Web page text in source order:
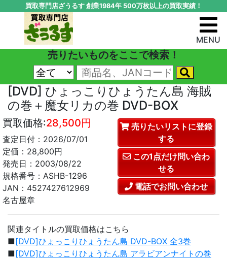
買取専門店ざうるす 創業1984年 500万枚以上の買取実績！
MENU
売りたいものをここで検索！
[DVD] ひょっこりひょうたん島 海賊
の巻＋魔女リカの巻 DVD-BOX
買取価格:28,500円
査定日付：2026/07/01
定価：28,800円
発売日：2003/08/22
規格番号：ASHB-1296
JAN：4527427612969
名古屋章
売りたいリストに登録
する
この1点だけ問い合わ
せる
電話でお問い合わせ
関連タイトルの買取価格はこちら
■[DVD]ひょっこりひょうたん島 DVD-BOX 全3巻
■[DVD]ひょっこりひょうたん島 アラビアンナイトの巻